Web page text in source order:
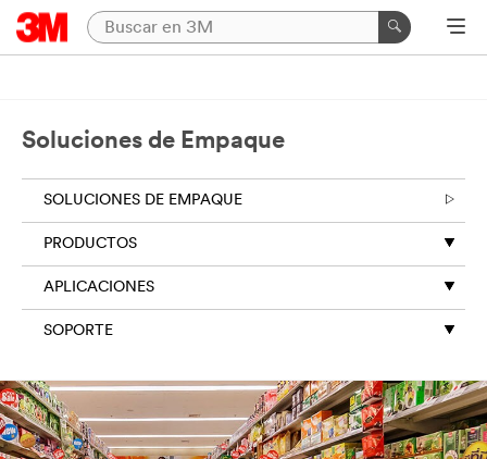
Soluciones de Empaque
SOLUCIONES DE EMPAQUE
PRODUCTOS
APLICACIONES
SOPORTE